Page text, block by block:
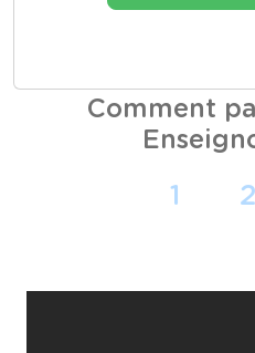
Comment
1 2